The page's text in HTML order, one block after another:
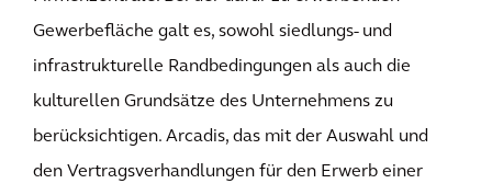
Gewerbefläche galt es, sowohl siedlungs- und
infrastrukturelle Randbedingungen als auch die
kulturellen Grundsätze des Unternehmens zu
berücksichtigen. Arcadis, das mit der Auswahl und
den Vertragsverhandlungen für den Erwerb einer